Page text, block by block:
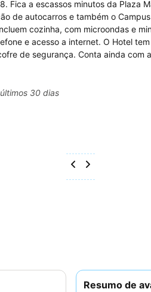
Fica a escassos minutos da Plaza
de autocarros e também o
cozinha, com microondas e
e acesso a internet. O Hotel
de segurança. Conta ainda com
incluem restaurante, bar e
30 dias
Resumo de